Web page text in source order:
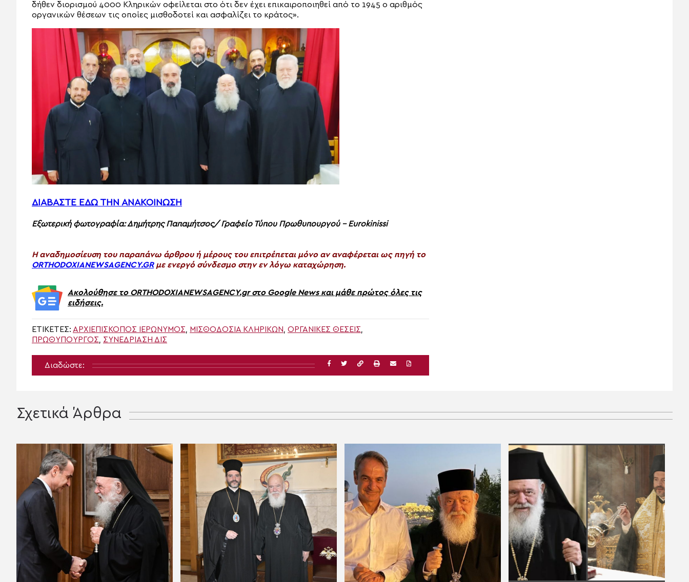
δήθεν διορισμού 4000 Κληρικών οφείλεται στο ότι δεν έχει επικαιροποιηθεί από το 1945 ο αριθμός
οργανικών θέσεων τις οποίες μισθοδοτεί και ασφαλίζει το κράτος».
ΔΙΑΒΑΣΤΕ ΕΔΩ ΤΗΝ ΑΝΑΚΟΙΝΩΣΗ
Εξωτερική φωτογραφία: Δημήτρης Παπαμήτσος/ Γραφείο Τύπου Πρωθυπουργού – Eurokinissi
H αναδημοσίευση του παραπάνω άρθρου ή μέρους του επιτρέπεται μόνο αν αναφέρεται ως πηγή το
ORTHODOXIANEWSAGENCY.GRμε ενεργό σύνδεσμο στην εν λόγω καταχώρηση.
Ακολούθησε το ORTHODOXIANEWSAGENCY.gr στο Google News και μάθε πρώτος όλες τις
ειδήσεις.
ΕΤΙΚΈΤΕΣ: ΑΡΧΙΕΠΊΣΚΟΠΟΣ ΙΕΡΏΝΥΜΟΣ ΜΙΣΘΟΔΟΣΊΑ ΚΛΗΡΙΚΏΝ ΟΡΓΑΝΙΚΈΣ ΘΈΣΕΙΣ
ΠΡΩΘΥΠΟΥΡΓΌΣ
ΣΥΝΕΔΡΊΑΣΗ ΔΙΣ
Διαδώστε:
Σχετικά Άρθρα